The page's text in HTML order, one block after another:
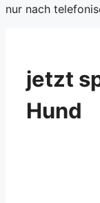
nur nach
jetzt
Hund